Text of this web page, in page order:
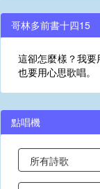
哥林多前書十四15
這卻怎麼樣？我要
也要用心思歌唱。
點唱機